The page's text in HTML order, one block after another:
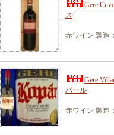
Gere
ス
赤ワイン 製造
Gere
パール
赤ワイン 製造